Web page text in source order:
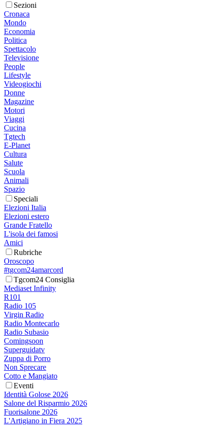
Sezioni
Cronaca
Mondo
Economia
Politica
Spettacolo
Televisione
People
Lifestyle
Videogiochi
Donne
Magazine
Motori
Viaggi
Cucina
Tgtech
E-Planet
Cultura
Salute
Scuola
Animali
Spazio
Speciali
Elezioni Italia
Elezioni estero
Grande Fratello
L'isola dei famosi
Amici
Rubriche
Oroscopo
#tgcom24amarcord
Tgcom24 Consiglia
Mediaset Infinity
R101
Radio 105
Virgin Radio
Radio Montecarlo
Radio Subasio
Comingsoon
Superguidatv
Zuppa di Porro
Non Sprecare
Cotto e Mangiato
Eventi
Identità Golose 2026
Salone del Risparmio 2026
Fuorisalone 2026
L'Artigiano in Fiera 2025